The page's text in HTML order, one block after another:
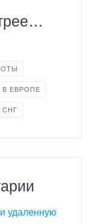
В ЕВРОПЕ
СНГ
удаленную